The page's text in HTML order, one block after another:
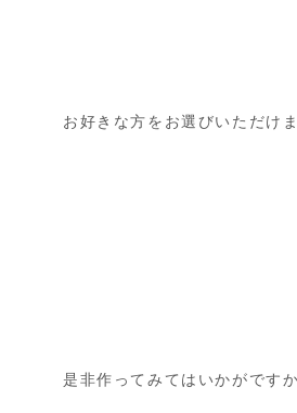
お好きな方をお選びいただけま
是非作ってみてはいかがです